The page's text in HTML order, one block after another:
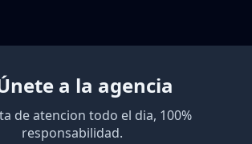
a la agencia
de atencion todo el dia, 100%
responsabilidad.